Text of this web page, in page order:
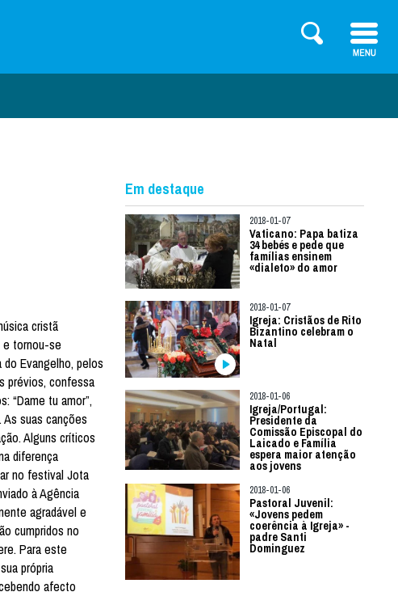
cristã
e tornou-se
Evangelho, pelos
prévios, confessa
“Dame tu amor”,
As suas canções
Alguns críticos
diferença
no festival Jota
à Agência
agradável e
cumpridos no
Para este
própria
afecto
Em destaque
2018-01-07
Vaticano: Papa batiza
34 bebés e pede que
famílias ensinem
«dialeto» do amor
2018-01-07
Igreja: Cristãos de Rito
Bizantino celebram o
Natal
2018-01-06
Igreja/Portugal:
Presidente da
Comissão Episcopal do
Laicado e Família
espera maior atenção
aos jovens
2018-01-06
Pastoral Juvenil:
«Jovens pedem
coerência à Igreja» -
padre Santi
Dominguez